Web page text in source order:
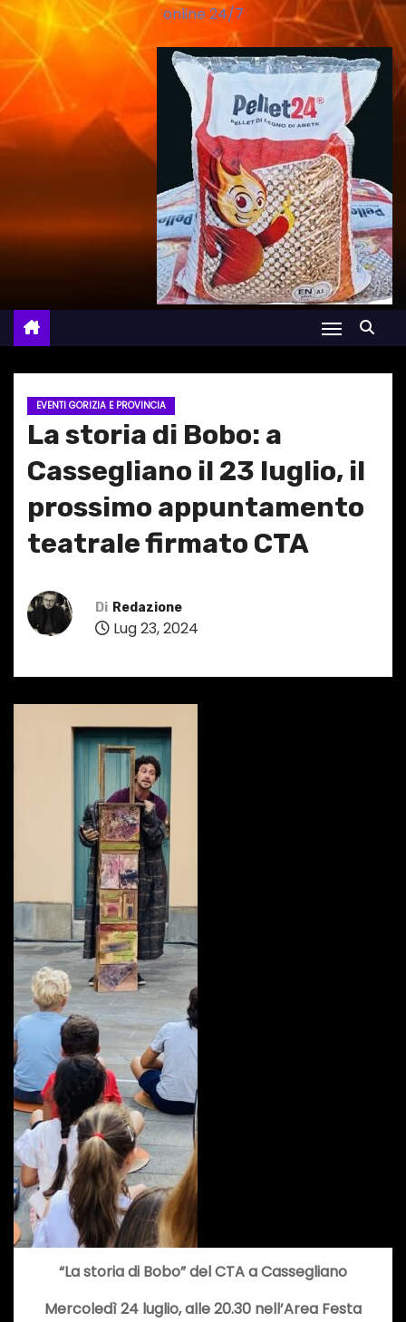
online 24/7
EVENTI GORIZIA E PROVINCIA
La storia di Bobo: a
Cassegliano il 23 luglio, il
prossimo appuntamento
teatrale firmato CTA
Di Redazione
Lug 23, 2024
“La storia di Bobo” del CTA a Cassegliano
Mercoledì 24 luglio, alle 20.30 nell’Area Festa